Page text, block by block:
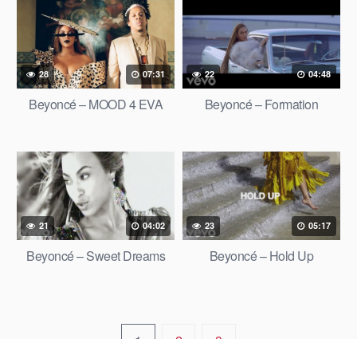
28 07:31
Beyoncé – MOOD 4 EVA
22 04:48
Beyoncé – Formation
21 04:02
Beyoncé – Sweet Dreams
23 05:17
Beyoncé – Hold Up